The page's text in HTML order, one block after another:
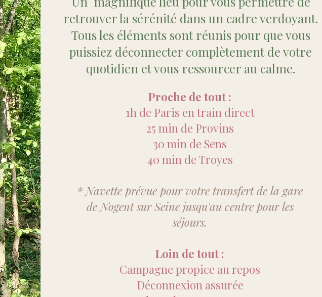
retrouver la sérénité dans un cadre verdoyant.
Tous les éléments sont réunis pour que vous
puissiez déconnecter complètement de votre
quotidien et vous ressourcer au calme.
Proche de tout :
1h de Paris en train direct
25 min de Provins
30 min de Sens
40 min de Troyes
* Navette prévue pour votre transfert de la gare
de Nogent sur Seine jusqu'au centre pour les
séjours.
Loin de tout :
Campagne propice au repos
Déconnexion assurée